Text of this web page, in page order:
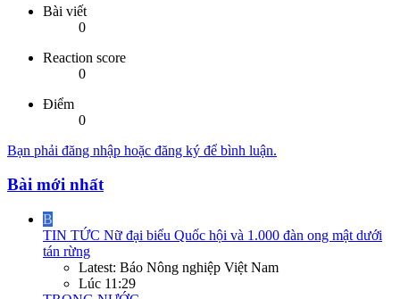
Bài viết
0
Reaction score
0
Điểm
0
Bạn phải đăng nhập hoặc đăng ký để bình luận.
Bài mới nhất
B
TIN TỨC Nữ đại biểu Quốc hội và 1.000 đàn ong mật dưới
tán rừng
Latest: Báo Nông nghiệp Việt Nam
Lúc 11:29